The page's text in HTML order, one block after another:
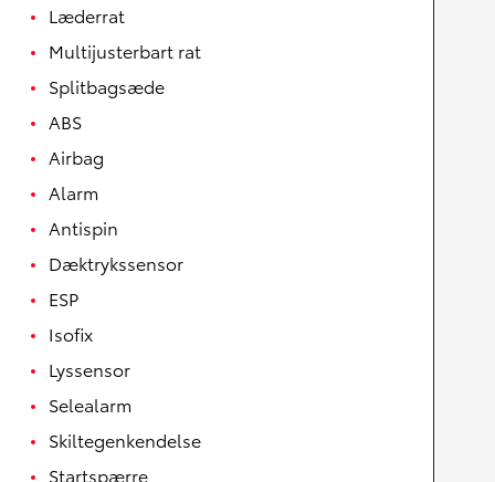
Læderrat
Multijusterbart rat
Splitbagsæde
ABS
Airbag
Alarm
Antispin
Dæktrykssensor
ESP
Isofix
Lyssensor
Selealarm
Skiltegenkendelse
Startspærre